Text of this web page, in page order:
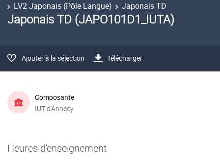
LV2 Japonais (Pôle Langue)
Japonais TD
Japonais TD (JAPO101D1_IUTA)
Ajouter à la sélection Télécharger
Composante
IUT d'Annecy
Heures d'enseignement